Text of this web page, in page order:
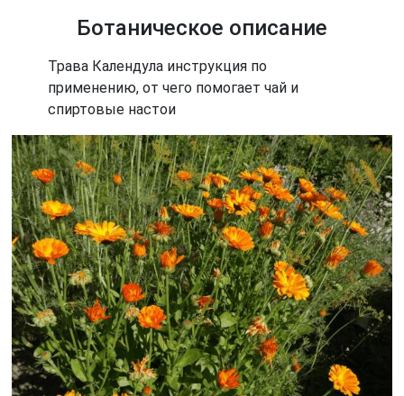
Ботаническое описание
Трава Календула инструкция по
применению, от чего помогает чай и
спиртовые настои